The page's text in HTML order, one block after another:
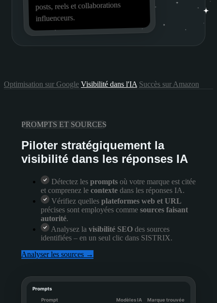
posts, reels et collaborations
influenceurs.
Prompts et sources Entités et concurrents
Research
Optimisation sur Google Visibilité dans l'IA Succès sur Amazon
PROMPTS ET SOURCES
Piloter stratégiquement la
visibilité dans les réponses IA
Détectez les prompts où votre marque est citée
et comprenez le contexte dans les réponses IA.
Vérifiez quelles plateformes web et URL
précises sont employées comme sources faisant
autorité.
Analysez la visibilité SEO des sources
identifiées – en un seul clic dans SISTRIX.
Analyser les sources →
Prompts
Prompt Modèles IA
Marque trouvée